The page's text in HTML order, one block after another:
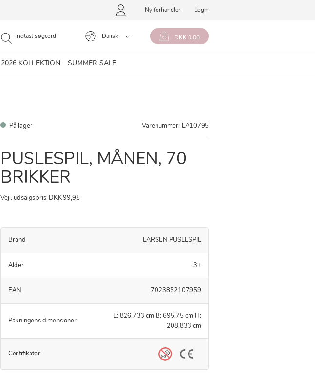
Ny forhandler Login
Dansk DKK 0,00
2026 KOLLEKTION SUMMER SALE
På lager Varenummer: LA10795
PUSLESPIL, MÅNEN, 70
BRIKKER
Vejl. udsalgspris: DKK 99,95
Brand LARSEN PUSLESPIL
Alder 3+
EAN 7023852107959
Pakningens dimensioner
L: 826,733 cm B: 695,75 cm H:
-208,833 cm
Certifikater